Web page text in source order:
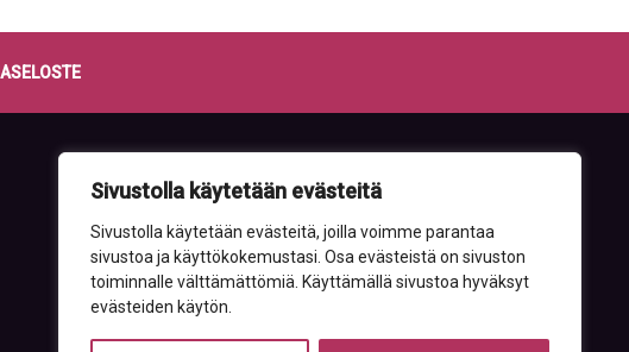
Sivustolla käytetään evästeitä
Sivustolla käytetään evästeitä, joilla voimme parantaa
sivustoa ja käyttökokemustasi. Osa evästeistä on sivuston
toiminnalle välttämättömiä. Käyttämällä sivustoa hyväksyt
evästeiden käytön.